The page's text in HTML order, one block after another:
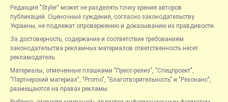
Редакция "Styler" может не разделять точку зрения авторов
публикаций. Оценочные суждения, согласно законодательству
Украины, не подлежат опровержению и доказыванию их правдивости.
За достоверность, содержание и соответствие требованиям
законодательства рекламных материалов ответственность несет
рекламодатель.
Материалы, отмеченные плашками "Пресс-релиз", "Спецпроект",
"Партнерский материал", "Promo", "Благотворительность" и "Резонанс",
размещаются на правах рекламы.